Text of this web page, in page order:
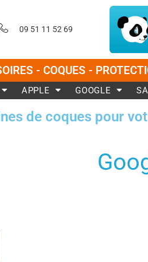
09 51 11 52 69
- COQUES -
APPLE GOOGLE
de coques pour